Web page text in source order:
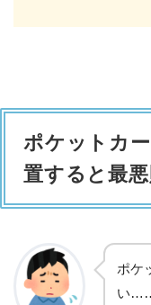
ポケットカ
置すると最
ポケ
い